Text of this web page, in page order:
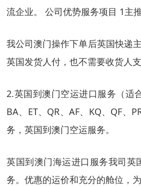
流企业。 公司优势服务项目 1主
我公司澳门操作下单后英国快递
英国发货人付，也不需要收货人
2.英国到澳门空运进口服务（适
BA、ET、QR、AF、KQ、QF、
务，英国到澳门空运服务。
英国到澳门海运进口服务我司英
务。优惠的运价和充分的舱位，